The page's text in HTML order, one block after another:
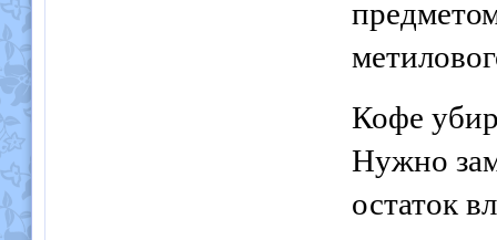
Кофе
Нужно
остаток